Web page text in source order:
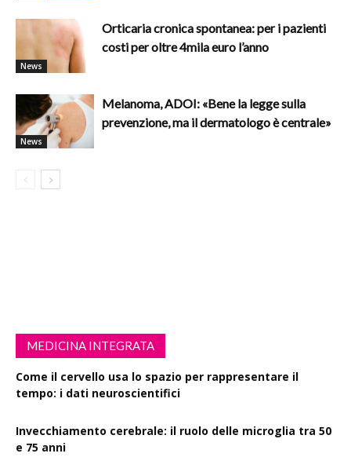
News
Orticaria cronica spontanea: per i pazienti
costi per oltre 4mila euro l’anno
News
Melanoma, ADOI: «Bene la legge sulla
prevenzione, ma il dermatologo è centrale»
MEDICINA INTEGRATA
Come il cervello usa lo spazio per rappresentare il
tempo: i dati neuroscientifici
Invecchiamento cerebrale: il ruolo delle microglia tra 50
e 75 anni